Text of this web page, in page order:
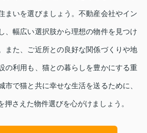
まいを選びましょう。不動産会社やイン
、幅広い選択肢から理想の物件を見つけ
また、ご近所との良好な関係づくりや地
の利用も、猫との暮らしを豊かにする重
市で猫と共に幸せな生活を送るために、
押さえた物件選びを心がけましょう。